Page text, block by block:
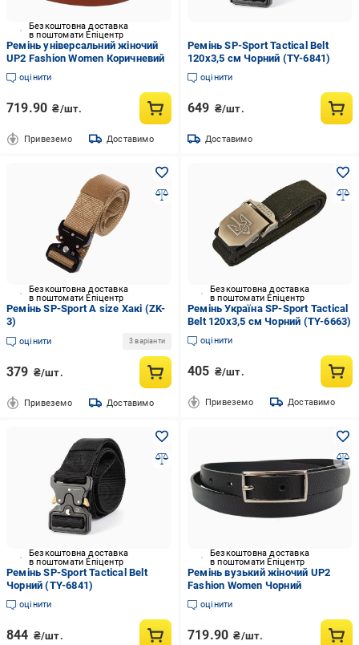
Безкоштовна доставка
в поштомати Епіцентр
Ремінь універсальний жіночий
UP2 Fashion Women Коричневий
оцінити
719.90 ₴/шт.
Привеземо Доставимо
Ремінь SP-Sport Tactical Belt
120x3,5 см Чорний (TY-6841)
оцінити
649 ₴/шт.
Доставимо
Безкоштовна доставка
в поштомати Епіцентр
Ремінь SP-Sport A size Хакі (ZK-
3)
оцінити 3 варіанти
379 ₴/шт.
Привеземо Доставимо
Безкоштовна доставка
в поштомати Епіцентр
Ремінь Україна SP-Sport Tactical
Belt 120x3,5 см Чорний (TY-6663)
оцінити
405 ₴/шт.
Привеземо Доставимо
Безкоштовна доставка
в поштомати Епіцентр
Ремінь SP-Sport Tactical Belt
Чорний (TY-6841)
оцінити
844 ₴/шт.
Безкоштовна доставка
в поштомати Епіцентр
Ремінь вузький жіночий UP2
Fashion Women Чорний
оцінити
719.90 ₴/шт.